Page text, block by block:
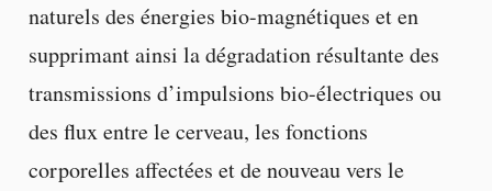
naturels des énergies bio-magnétiques et en
supprimant ainsi la dégradation résultante des
transmissions d’impulsions bio-électriques ou
des flux entre le cerveau, les fonctions
corporelles affectées et de nouveau vers le